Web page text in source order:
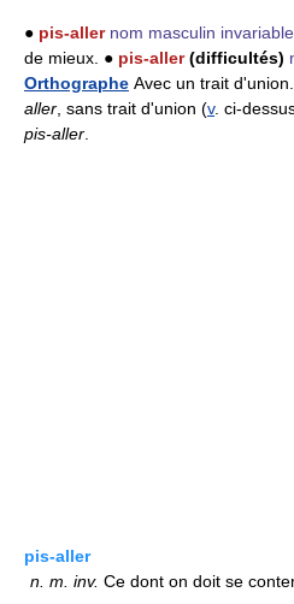
● pis-aller nom masculin invariable
de mieux. ● pis-aller(difficultés)
Orthographe Avec un trait
aller , sans trait d'union (v. ci-
pis-aller
pis-aller
n. m. inv. Ce dont on doit se